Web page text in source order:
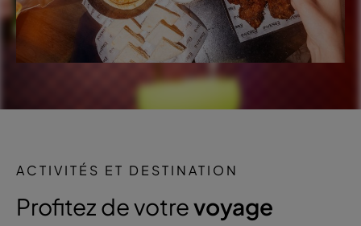
ACTIVITÉS ET DESTINATION
Profitez de votrevoyage